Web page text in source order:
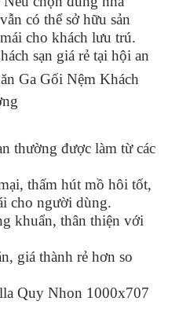
có thể sở hữu sản
cho khách lưu trú.
Ga Gối Nệm Khách
thường được làm từ các
thấm hút mồ hôi tốt,
cho người dùng.
khuẩn, thân thiện với
giá thành rẻ hơn so